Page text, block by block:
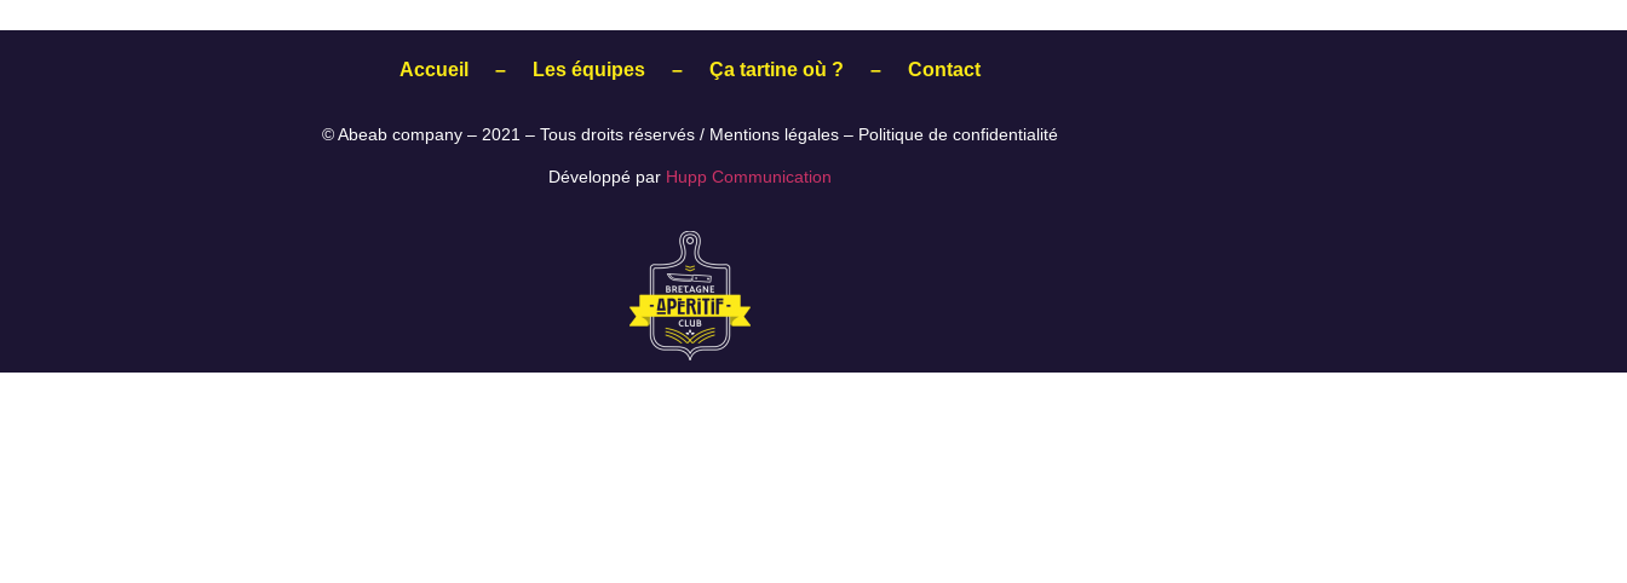
Accueil – Les équipes – Ça tartine où ? – Contact
© Abeab company – 2021 – Tous droits réservés / Mentions légales – Politique de confidentialité
Développé par Hupp Communication